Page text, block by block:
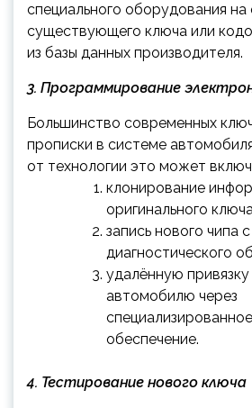
специального оборудования на
существующего ключа или
из базы данных производителя.
3. Программирование
Большинство современных
прописки в системе
от технологии это может
клонирование
оригинального
запись нового чипа
диагностического
удалённую
автомобилю через
обеспечение.
4. Тестирование нового ключа